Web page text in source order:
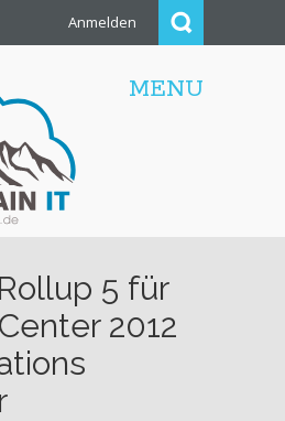
Anmelden
MENU
5 für
2012